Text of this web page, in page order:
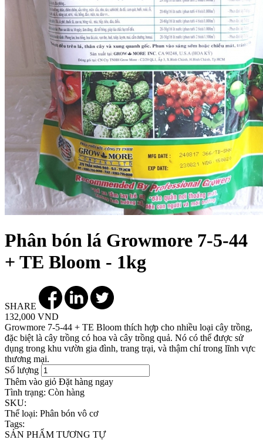
Phân bón lá Growmore 7-5-44
+ TE Bloom - 1kg
SHARE
132,000 VND
Growmore 7-5-44 + TE Bloom thích hợp cho nhiều loại cây trồng,
đặc biệt là cây trồng có hoa và cây trồng quả. Nó có thể được sử
dụng trong khu vườn gia đình, trang trại, và thậm chí trong lĩnh vực
thương mại.
Số lượng
Thêm vào giỏ Đặt hàng ngay
Tình trạng: Còn hàng
SKU:
Thể loại: Phân bón vô cơ
Tags:
SẢN PHẨM TƯƠNG TỰ